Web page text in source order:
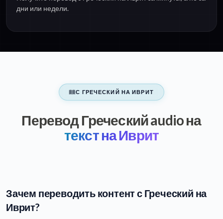
дни или недели.
С ГРЕЧЕСКИЙ НА ИВРИТ
Перевод Греческий audio на
текст на Иврит
Зачем переводить контент с Греческий на
Иврит?